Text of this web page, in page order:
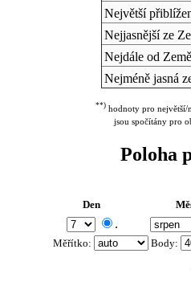
Největší
Nejjasnější ze
Nejdále od Země
Nejméně jasná
**) hodnoty pro největší/
jsou spočítány pro
Poloha
Den
.
Měřítko: Body: